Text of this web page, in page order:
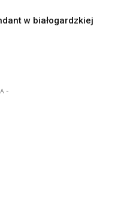
w białogardzkiej
-